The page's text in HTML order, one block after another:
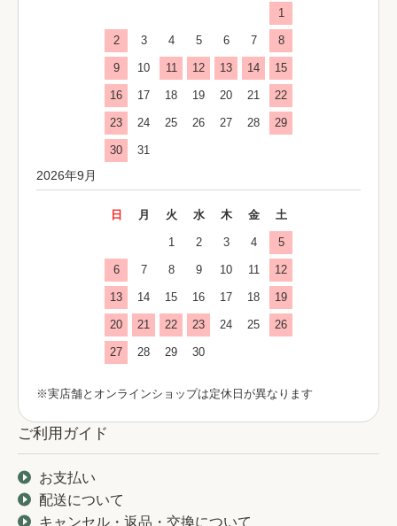
1
2 3 4 5 6 7 8
9 10 11 12 13 14 15
16 17 18 19 20 21 22
23 24 25 26 27 28 29
30 31
2026年9月
日 月 火 水 木 金 土
1 2 3 4 5
6 7 8 9 10 11 12
13 14 15 16 17 18 19
20 21 22 23 24 25 26
27 28 29 30
※実店舗とオンラインショップは定休日が異なります
ご利用ガイド
お支払い
配送について
キャンセル・返品・交換について